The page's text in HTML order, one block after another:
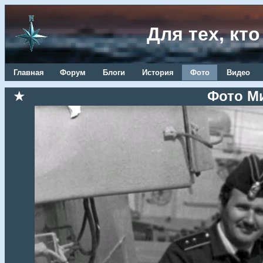
Для тех,
Главная Форум Блоги История Фото Видео
★ Фото